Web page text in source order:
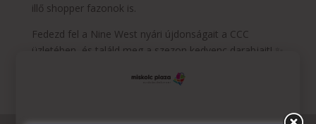
illő shopper fazonok is.
Fedezd fel a Nine West nyári újdonságait a CCC
üzletében, és találd meg a szezon kedvenc darabjait! ✨